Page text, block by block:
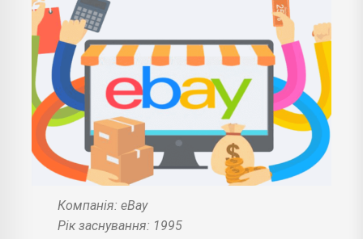
Компанія: eBay
Рік заснування: 1995